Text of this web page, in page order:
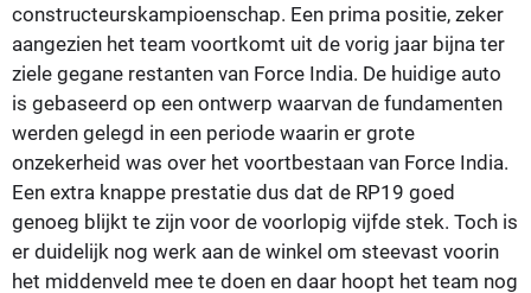
constructeurskampioenschap. Een prima positie, zeker
aangezien het team voortkomt uit de vorig jaar bijna ter
ziele gegane restanten van Force India. De huidige auto
is gebaseerd op een ontwerp waarvan de fundamenten
werden gelegd in een periode waarin er grote
onzekerheid was over het voortbestaan van Force India.
Een extra knappe prestatie dus dat de RP19 goed
genoeg blijkt te zijn voor de voorlopig vijfde stek. Toch is
er duidelijk nog werk aan de winkel om steevast voorin
het middenveld mee te doen en daar hoopt het team nog